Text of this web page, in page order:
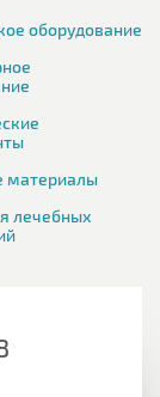
оборудование
материалы
лечебных